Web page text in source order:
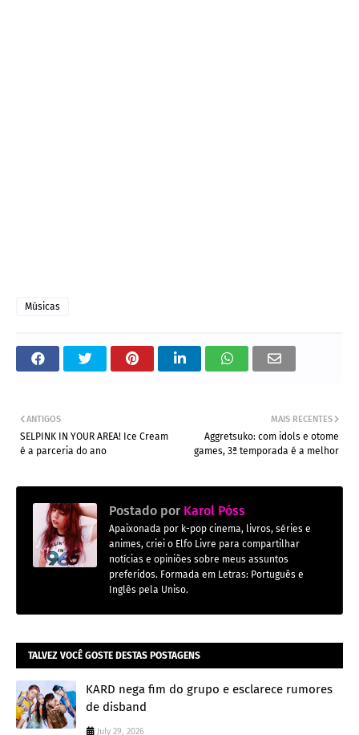
Músicas
MAIS RECENTES
Aggretsuko: com idols e otome
games, 3ª temporada é a melhor
ANTIGOS
SELPINK IN YOUR AREA! Ice Cream
é a parceria do ano
Postado por Karol Póss
Apaixonada por k-pop cinema, livros, séries e
animes, criei o Elfo Livre para compartilhar
notícias e opiniões sobre meus assuntos
preferidos. Formada em Letras: Português e
Inglês pela Uniso.
TALVEZ VOCÊ GOSTE DESTAS POSTAGENS
KARD nega fim do grupo e esclarece rumores
de disband
July 29, 2026